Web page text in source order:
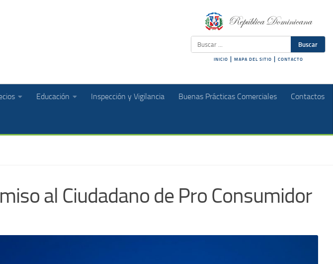
Buscar
INICIO MAPA DEL SITIO CONTACTO
Educación Inspección y Vigilancia Buenas Prácticas Comerciales Contactos
al Ciudadano de Pro Consumidor